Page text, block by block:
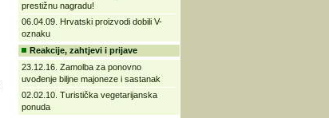
prestižnu nagradu!
06.04.09. Hrvatski proizvodi dobili V-
oznaku
Reakcije, zahtjevi i prijave
23.12.16. Zamolba za ponovno
uvođenje biljne majoneze i sastanak
02.02.10. Turistička vegetarijanska
ponuda